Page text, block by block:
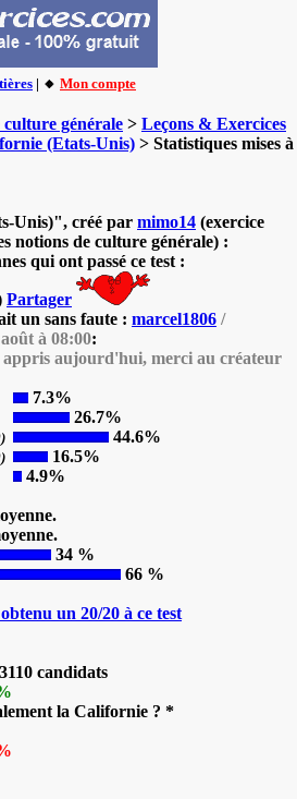
| 🔸 Mon compte
générale > Leçons & Exercices
(Etats-Unis) > Statistiques mises à
Unis)", créé par mimo14 (exercice
notions de culture générale) :
qui ont passé ce test :
Partager
un sans faute : marcel1806 /
à 08:00:
appris aujourd'hui, merci au créateur
7.3%
26.7%
44.6%
16.5%
4.9%
34 %
66 %
un 20/20 à ce test
candidats
la Californie ? *